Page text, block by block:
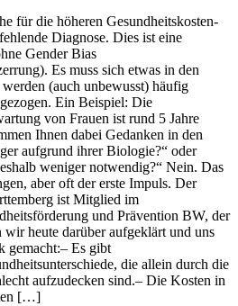
für die höheren Gesundheitskosten-
Diagnose. Dies ist eine
Gender Bias
Es muss sich etwas in den
(auch unbewusst) häufig
Ein Beispiel: Die
von Frauen ist rund 5 Jahre
Ihnen dabei Gedanken in den
aufgrund ihrer Biologie?“ oder
weniger notwendig?“ Nein. Das
aber oft der erste Impuls. Der
ist Mitglied im
und Prävention BW, der
wir heute darüber aufgeklärt und uns
gemacht:– Es gibt
die allein durch die
aufzudecken sind.– Die Kosten in
[…]